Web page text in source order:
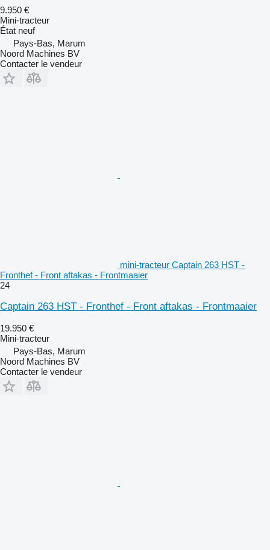
9.950 €
Mini-tracteur
État neuf
Pays-Bas, Marum
Noord Machines BV
Contacter le vendeur
mini-tracteur Captain 263 HST -
Fronthef - Front aftakas - Frontmaaier
24
Captain 263 HST - Fronthef - Front aftakas - Frontmaaier
19.950 €
Mini-tracteur
Pays-Bas, Marum
Noord Machines BV
Contacter le vendeur